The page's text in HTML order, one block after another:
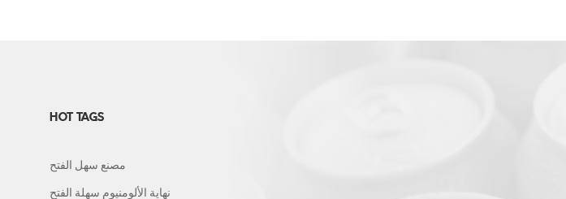
HOT TAGS
مصنع سهل الفتح
نهاية الألومنيوم سهلة الفتح